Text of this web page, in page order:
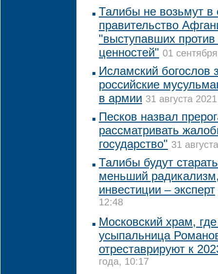
Талибы не возьмут в
правительство
"выступавших
ценностей" 01
Исламский богослов
российские
в армии 31 августа
Песков назвал
рассматривать
государство" 31
Талибы будут
меньший
инвестиции – эксперт
12:48
Московский храм,
усыпальница
отреставрируют к
года, 10:17